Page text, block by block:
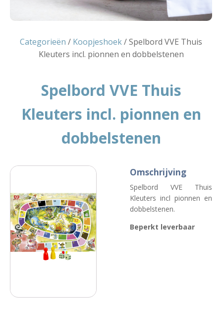
Categorieën / Koopjeshoek/ Spelbord VVE Thuis
Kleuters incl. pionnen en dobbelstenen
Spelbord VVE Thuis
Kleuters incl. pionnen en
dobbelstenen
Omschrijving
Spelbord VVE Thuis
Kleuters incl pionnen en
dobbelstenen.
Beperkt leverbaar